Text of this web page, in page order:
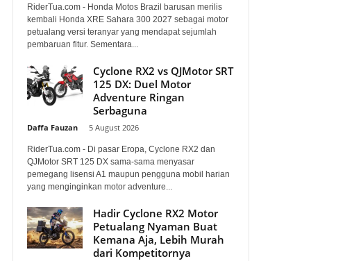
RiderTua.com - Honda Motos Brazil barusan merilis
kembali Honda XRE Sahara 300 2027 sebagai motor
petualang versi teranyar yang mendapat sejumlah
pembaruan fitur. Sementara...
Cyclone RX2 vs QJMotor SRT
125 DX: Duel Motor
Adventure Ringan
Serbaguna
Daffa Fauzan 5 August 2026
RiderTua.com - Di pasar Eropa, Cyclone RX2 dan
QJMotor SRT 125 DX sama-sama menyasar
pemegang lisensi A1 maupun pengguna mobil harian
yang menginginkan motor adventure...
Hadir Cyclone RX2 Motor
Petualang Nyaman Buat
Kemana Aja, Lebih Murah
dari Kompetitornya